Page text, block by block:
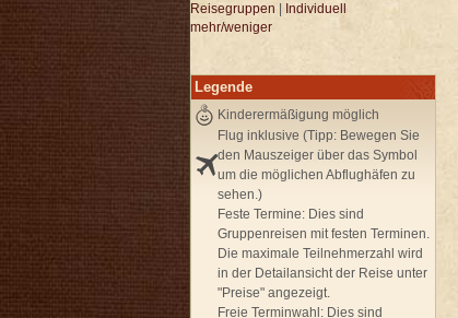
Reisegruppen
Individuell
mehr/weniger
Legende
Kinderermäßigung möglich
Flug inklusive (Tipp: Bewegen Sie
den Mauszeiger über das Symbol
um die möglichen Abflughäfen zu
sehen.)
Feste Termine: Dies sind
Gruppenreisen mit festen Terminen.
Die maximale Teilnehmerzahl wird
in der Detailansicht der Reise unter
"Preise" angezeigt.
Freie Terminwahl: Dies sind